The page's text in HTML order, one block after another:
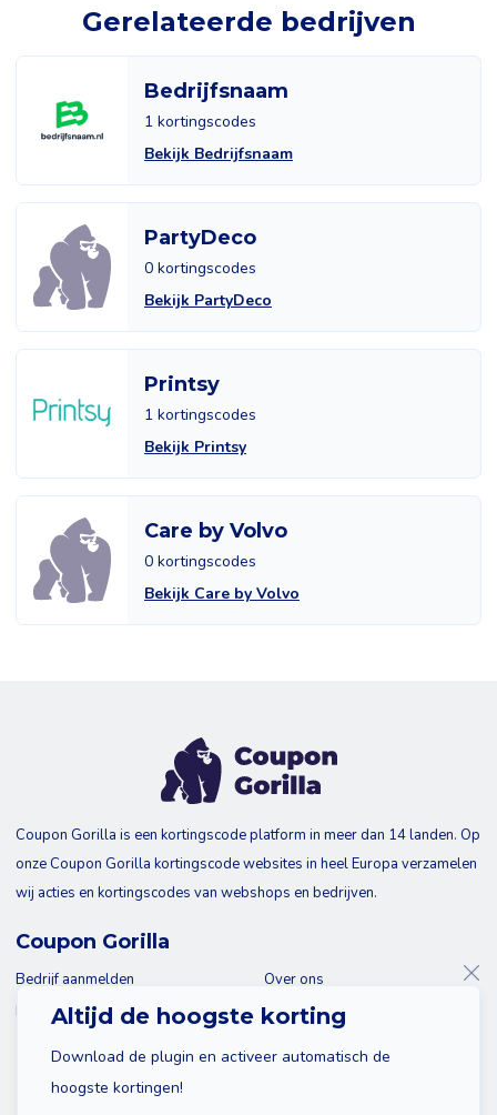
Gerelateerde bedrijven
Bedrijfsnaam
1 kortingscodes
Bekijk Bedrijfsnaam
PartyDeco
0 kortingscodes
Bekijk PartyDeco
Printsy
1 kortingscodes
Bekijk Printsy
Care by Volvo
0 kortingscodes
Bekijk Care by Volvo
Altijd de hoogste korting
Download de plugin en activeer automatisch de
hoogste kortingen!
Coupon Gorilla is een kortingscode platform in meer dan 14 landen. Op
onze Coupon Gorilla kortingscode websites in heel Europa verzamelen
wij acties en kortingscodes van webshops en bedrijven.
Coupon Gorilla
Bedrijf aanmelden
Blog
Over ons
Contact